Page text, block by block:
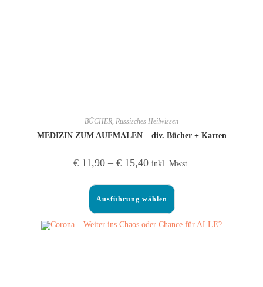
BÜCHER Russisches Heilwissen
MEDIZIN ZUM AUFMALEN – div. Bücher + Karten
€ 11,90 – € 15,40 inkl. Mwst.
Ausführung wählen